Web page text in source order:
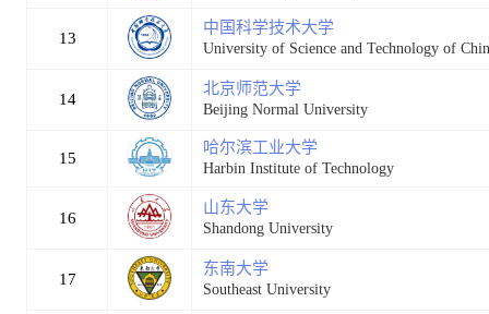
13
中国科学技术大学
University of Science and Technology of
14
北京师范大学
Beijing Normal University
15
哈尔滨工业大学
Harbin Institute of Technology
16
山东大学
Shandong University
17
东南大学
Southeast University